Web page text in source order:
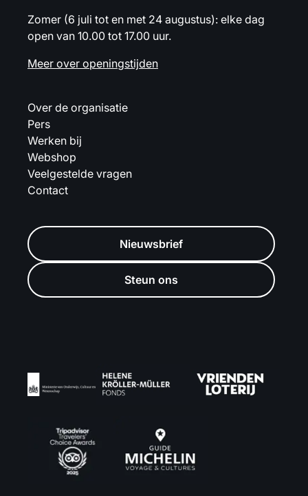
Zomer (6 juli tot en met 24 augustus): elke dag
open van 10.00 tot 17.00 uur.
Meer over openingstijden
Over de organisatie
Pers
Werken bij
Webshop
Veelgestelde vragen
Contact
Nieuwsbrief
Steun ons